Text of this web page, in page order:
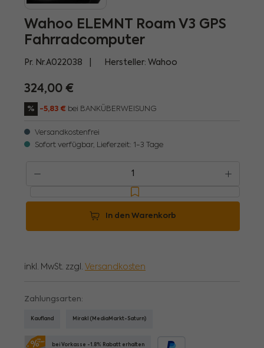
Wahoo ELEMNT Roam V3 GPS
Fahrradcomputer
324,00 €
% -5,83 € bei BANKÜBERWEISUNG
inkl. MwSt. zzgl. Versandkosten
Pr. Nr. A022038 Hersteller: Wahoo
Versandkostenfrei
Sofort verfügbar, Lieferzeit: 1-3 Tage
In den Warenkorb
Zahlungsarten:
bei Vorkasse -1.8% Rabatt erhalten
Kaufland Mirakl (MediaMarkt-Saturn)